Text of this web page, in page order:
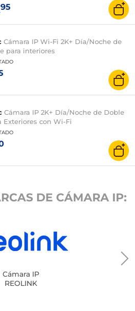
95
Cámara IP Wi-Fi 2K+ Día/Noche de
para interiores
Cámara IP 2K+ Día/Noche de Doble
Exteriores con Wi-Fi
DE CÁMARA IP:
Cámara IP
REOLINK